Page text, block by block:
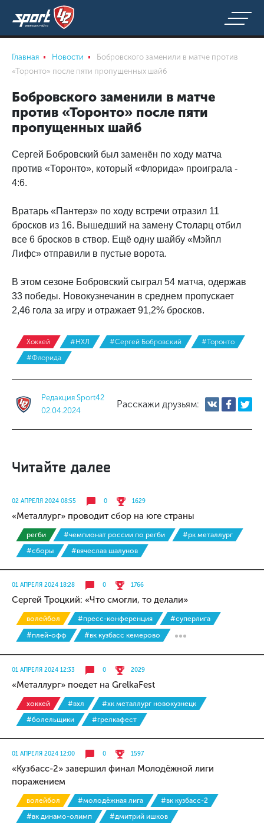
Главная Новости
Бобровского заменили в матче против
«Торонто» после пяти пропущенных шайб
Бобровского заменили в матче
против «Торонто» после пяти
пропущенных шайб
Сергей Бобровский был заменён по ходу матча
против «Торонто», который «Флорида» проиграла -
4:6.
Вратарь «Пантерз» по ходу встречи отразил 11
бросков из 16. Вышедший на замену Столарц отбил
все 6 бросков в створ. Ещё одну шайбу «Мэйпл
Лифс» отправили в пустые ворота.
В этом сезоне Бобровский сыграл 54 матча, одержав
33 победы. Новокузнечанин в среднем пропускает
2,46 гола за игру и отражает 91,2% бросков.
Хоккей #НХЛ #Сергей Бобровский
#Торонто
#Флорида
Редакция Sport42
02.04.2024
Расскажи друзьям:
Читайте далее
02 АПРЕЛЯ 2024 08:55 0 1629
«Металлург» проводит сбор на юге страны
регби #чемпионат россии по регби
#рк металлург
#сборы
#вячеслав шалунов
01 АПРЕЛЯ 2024 18:28 0 1766
Сергей Троцкий: «Что смогли, то делали»
волейбол #пресс-конференция
#суперлига
#плей-офф
#вк кузбасс кемерово
01 АПРЕЛЯ 2024 12:33 0 2029
«Металлург» поедет на GrelkaFest
хоккей #вхл
#хк металлург новокузнецк
#болельщики
#грелкафест
01 АПРЕЛЯ 2024 12:00 0 1597
«Кузбасс-2» завершил финал Молодёжной лиги
поражением
волейбол #молодёжная лига
#вк кузбасс-2
#вк динамо-олимп
#дмитрий ишков